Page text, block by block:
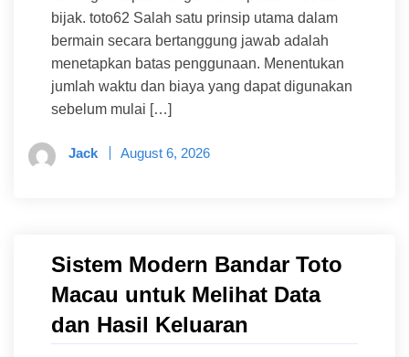
bijak. toto62 Salah satu prinsip utama dalam
bermain secara bertanggung jawab adalah
menetapkan batas penggunaan. Menentukan
jumlah waktu dan biaya yang dapat digunakan
sebelum mulai […]
Jack August 6, 2026
Sistem Modern Bandar Toto
Macau untuk Melihat Data
dan Hasil Keluaran